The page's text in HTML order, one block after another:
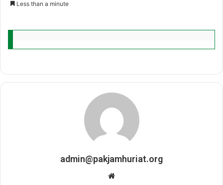
Less than a minute
admin@pakjamhuriat.org
Website